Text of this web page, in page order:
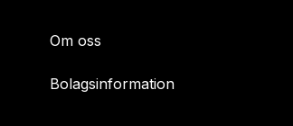
Om oss
Bolagsinformation